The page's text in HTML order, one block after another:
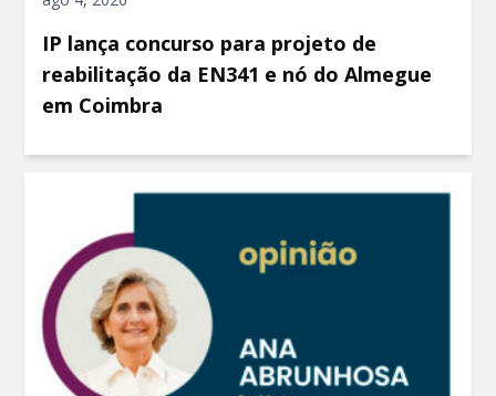
IP lança concurso para projeto de
reabilitação da EN341 e nó do Almegue
em Coimbra